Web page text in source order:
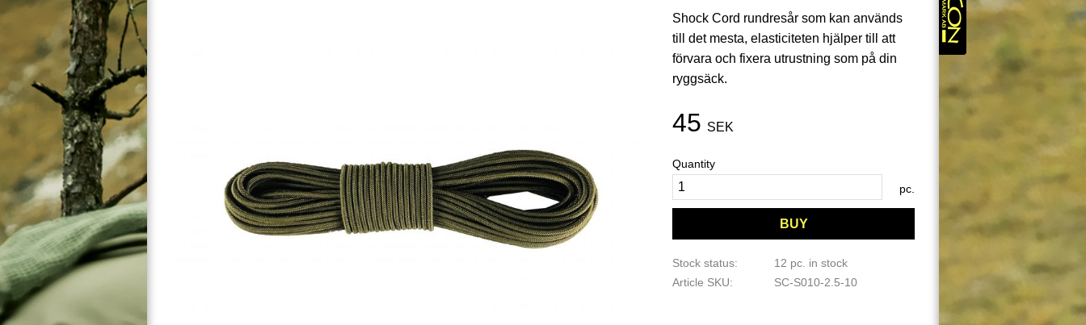
Shock Cord rundresår som kan används
till det mesta, elasticiteten hjälper till att
förvara och fixera utrustning som på din
ryggsäck.
45 SEK
Quantity
pc.
BUY
Stock status
12 pc. in stock
Article SKU
SC-S010-2.5-10